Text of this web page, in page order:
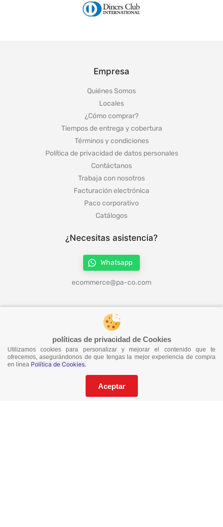
políticas de privacidad de Cookies
Utilizamos cookies para personalizar y mejorar el contenido que te
ofrecemos, asegurándonos de que tengas la mejor experiencia de compra
en línea Política de Cookies.
Aceptar
Empresa
Quiénes Somos
Locales
¿Cómo comprar?
Tiempos de entrega y cobertura
Términos y condiciones
Política de privacidad de datos personales
Contáctanos
Trabaja con nosotros
Facturación electrónica
Paco corporativo
Catálogos
¿Necesitas asistencia?
Whatsapp
ecommerce@pa-co.com
¡No te pierdas nuestras ofertas!